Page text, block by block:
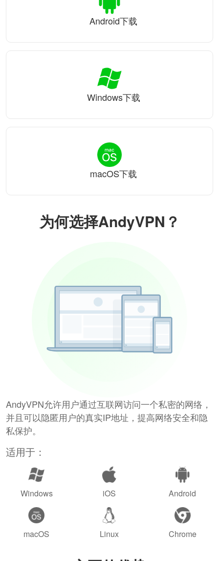
为何选择AndyVPN？
AndyVPN允许用户通过互联网访问一个私密的网络，
并且可以隐匿用户的真实IP地址，提高网络安全和隐
私保护。
适用于：
Windows iOS Android
macOS Linux Chrome
Android下载
Windows下载
macOS下载